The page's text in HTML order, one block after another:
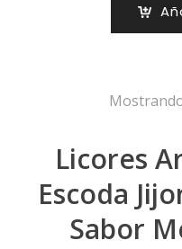
Licores
Escoda
Sabor